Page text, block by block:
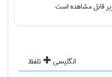
قابل مشاهده است
انگلیسی
تلفظ